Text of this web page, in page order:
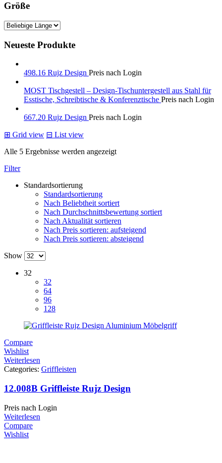
Größe
Neueste Produkte
498.16 Rujz Design Preis nach Login
MOST Tischgestell – Design-Tischuntergestell aus Stahl für
Esstische, Schreibtische & Konferenztische Preis nach Login
667.20 Rujz Design Preis nach Login
⊞ Grid view ⊟ List view
Alle 5 Ergebnisse werden angezeigt
Filter
Standardsortierung
Standardsortierung
Nach Beliebtheit sortiert
Nach Durchschnittsbewertung sortiert
Nach Aktualität sortieren
Nach Preis sortieren: aufsteigend
Nach Preis sortieren: absteigend
Show
32
32
64
96
128
Compare
Wishlist
Weiterlesen
Categories: Griffleisten
12.008B Griffleiste Rujz Design
Preis nach Login
Weiterlesen
Compare
Wishlist